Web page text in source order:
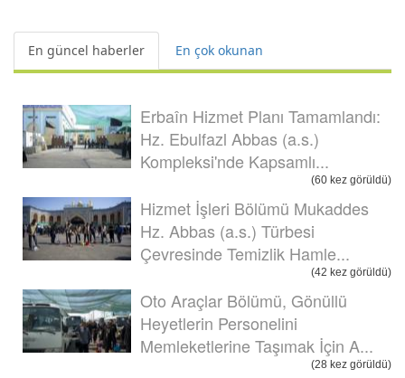
En güncel haberler En çok okunan
Erbaîn Hizmet Planı Tamamlandı:
Hz. Ebulfazl Abbas (a.s.)
Kompleksi'nde Kapsamlı...
(60 kez görüldü)
Hizmet İşleri Bölümü Mukaddes
Hz. Abbas (a.s.) Türbesi
Çevresinde Temizlik Hamle...
(42 kez görüldü)
Oto Araçlar Bölümü, Gönüllü
Heyetlerin Personelini
Memleketlerine Taşımak İçin A...
(28 kez görüldü)